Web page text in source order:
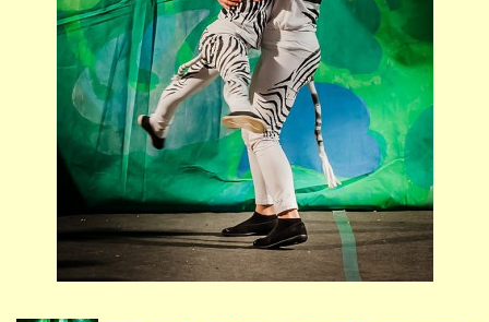
STUDIJNÍ OBORY
GALERIE
VIDEA - FILMOVÁ TVORBA
PEDAGOGICKÝ SBOR
DOKUMENTY / KE STAŽENÍ